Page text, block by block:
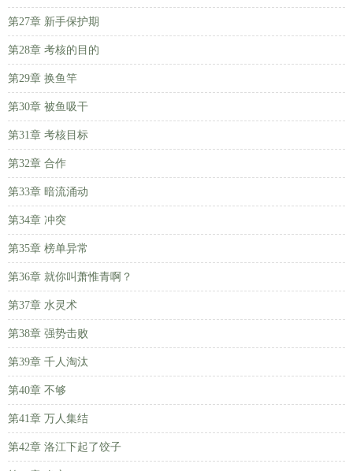
第27章 新手保护期
第28章 考核的目的
第29章 换鱼竿
第30章 被鱼吸干
第31章 考核目标
第32章 合作
第33章 暗流涌动
第34章 冲突
第35章 榜单异常
第36章 就你叫萧惟青啊？
第37章 水灵术
第38章 强势击败
第39章 千人淘汰
第40章 不够
第41章 万人集结
第42章 洛江下起了饺子